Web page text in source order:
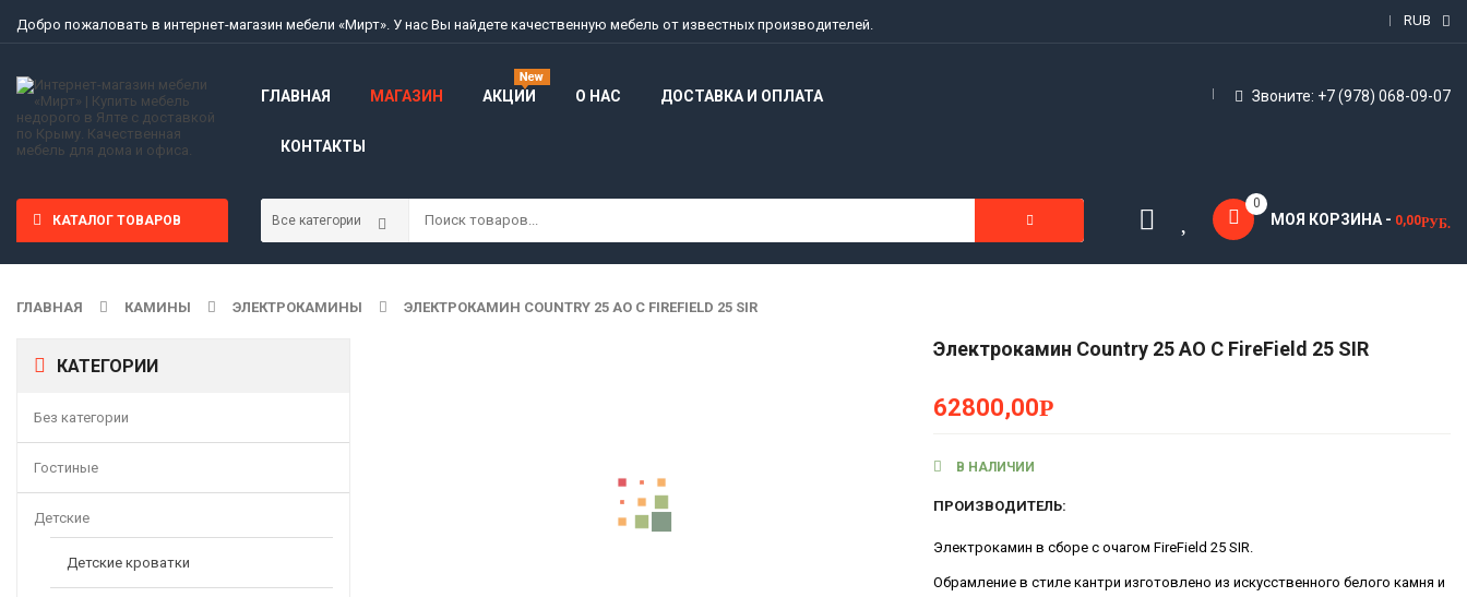
RUB
Добро пожаловать в интернет-магазин мебели «Мирт». У нас Вы найдете качественную мебель от известных производителей.
ГЛАВНАЯ МАГАЗИН АКЦИИ О НАС ДОСТАВКА И ОПЛАТА
КОНТАКТЫ
Звоните: +7 (978) 068-09-07
КАТАЛОГ ТОВАРОВ МОЯ КОРЗИНА - 0,00РУБ.
0
ГЛАВНАЯ КАМИНЫ ЭЛЕКТРОКАМИНЫ ЭЛЕКТРОКАМИН COUNTRY 25 AO С FIREFIELD 25 SIR
КАТЕГОРИИ
Без категории
Гостиные
Детские
Детские кроватки
Электрокамин Country 25 AO С FireField 25 SIR
62800,00Р
В НАЛИЧИИ
ПРОИЗВОДИТЕЛЬ:
Электрокамин в сборе с очагом FireField 25 SIR.
Обрамление в стиле кантри изготовлено из искусственного белого камня и